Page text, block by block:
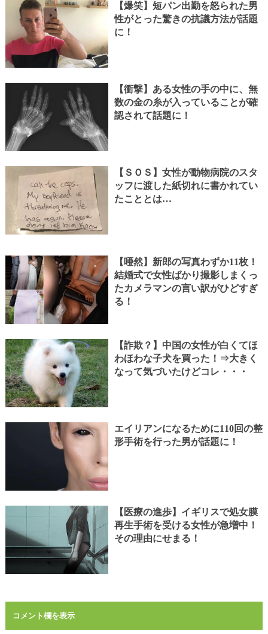
【爆笑】短パン出勤を怒られた男
性がとった驚きの抗議方法が話題
に！
【衝撃】ある女性の手の中に、無
数の金の糸が入っていることが確
認されて話題に！
【ＳＯＳ】女性が動物病院のスタ
ッフに渡した紙切れに書かれてい
たこととは…
【唖然】新郎の写真わずか11枚！
結婚式で女性ばかり撮影しまくっ
たカメラマンの言い訳がひどすぎ
る！
【詐欺？】中国の女性が白くてほ
わほわな子犬を買った！⇒大きく
なって気づいたけどコレ・・・
エイリアンになるために110回の整
形手術を行った男が話題に！
【医療の進歩】イギリスで処女膜
再生手術を受ける女性が急増中！
その理由にせまる！
コメント欄を表示